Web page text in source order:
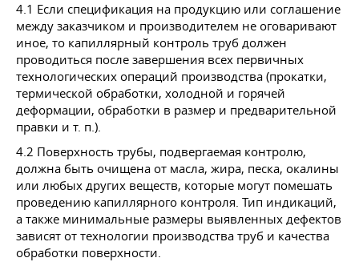
4.1 Если спецификация на продукцию или соглашение
между заказчиком и производителем не оговаривают
иное, то капиллярный контроль труб должен
проводиться после завершения всех первичных
технологических операций производства (прокатки,
термической обработки, холодной и горячей
деформации, обработки в размер и предварительной
правки и т. п.).
4.2 Поверхность трубы, подвергаемая контролю,
должна быть очищена от масла, жира, песка, окалины
или любых других веществ, которые могут помешать
проведению капиллярного контроля. Тип индикаций,
а также минимальные размеры выявленных дефектов
зависят от технологии производства труб и качества
обработки поверхности.